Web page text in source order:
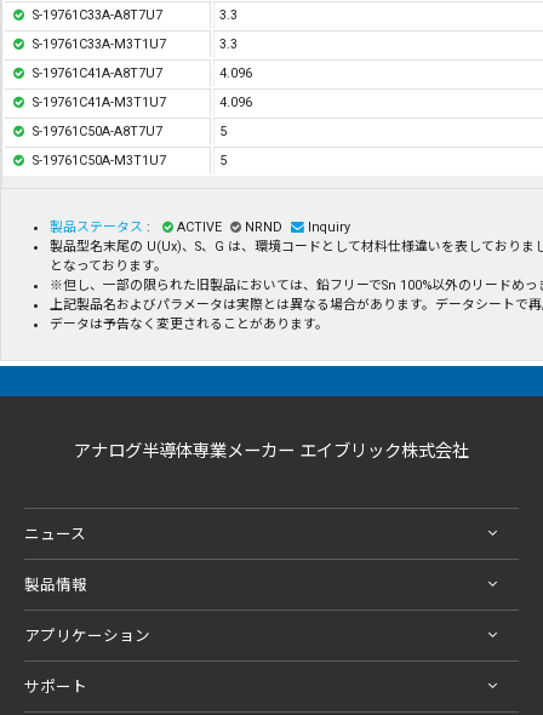
S-19761C33A-A8T7U7
3.3
S-19761C33A-M3T1U7
3.3
S-19761C41A-A8T7U7
4.096
S-19761C41A-M3T1U7
4.096
S-19761C50A-A8T7U7
5
S-19761C50A-M3T1U7
5
製品ステータス : ACTIVE NRND
Inquiry
製品型名末尾の U(Ux)、S、G は、環境コードとして材料仕様違いを表しており
となっております。
※但し、一部の限られた旧製品においては、鉛フリーでSn 100%以外のリードめ
上記製品名およびパラメータは実際とは異なる場合があります。データシートで
データは予告なく変更されることがあります。
アナログ半導体専業メーカー エイブリック株式会社
ニュース
製品情報
アプリケーション
サポート